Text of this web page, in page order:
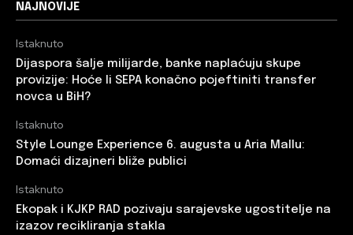
NAJNOVIJE
Istaknuto
Dijaspora šalje milijarde, banke naplaćuju skupe
provizije: Hoće li SEPA konačno pojeftiniti transfer
novca u BiH?
Istaknuto
Style Lounge Experience 6. augusta u Aria Mallu:
Domaći dizajneri bliže publici
Istaknuto
Ekopak i KJKP RAD pozivaju sarajevske ugostitelje na
izazov recikliranja stakla